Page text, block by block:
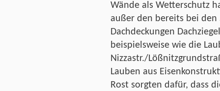
Wände als Wetterschutz
außer den bereits bei
Dachdeckungen
beispielsweise wie die
Nizzastr./
Lauben aus
Rost sorgten dafür, dass